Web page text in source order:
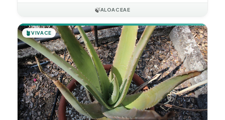
🍃ALOACEAE
🪴VIVACE